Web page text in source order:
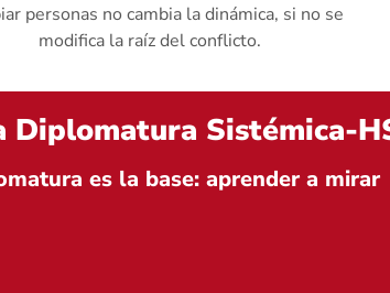
personas no cambia la dinámica, si no se
modifica la raíz del conflicto.
Diplomatura Sistémica-
es la base: aprender a mirar